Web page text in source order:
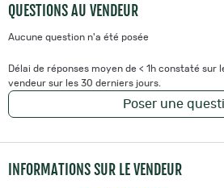
QUESTIONS AU VENDEUR
Aucune question n'a été posée
Délai de réponses moyen de < 1h constaté sur
vendeur sur les 30 derniers jours.
Poser une
INFORMATIONS SUR LE VENDEUR